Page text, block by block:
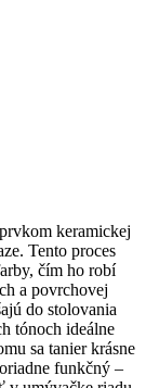
keramickej
Tento proces
čím ho robí
a povrchovej
do stolovania
tónoch ideálne
sa tanier krásne
funkčný –